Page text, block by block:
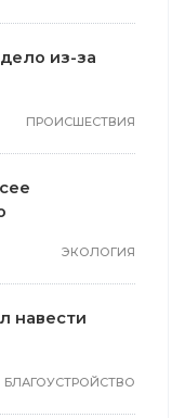
из-за
ПРОИСШЕСТВИЯ
ЭКОЛОГИЯ
навести
БЛАГОУСТРОЙСТВО